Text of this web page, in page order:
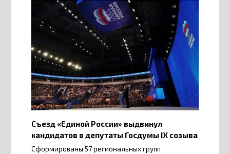
Съезд «Единой России» выдвинул
кандидатов в депутаты Госдумы IX созыва
Сформированы 57 региональных групп